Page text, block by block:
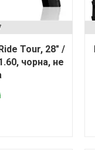
Tour, 28" /
чорна, не